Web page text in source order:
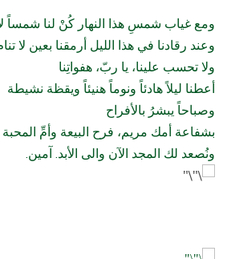
ومع غياب شمسِ هذا النهار كُنْ لنا شمساً
وعند رقادنا في هذا الليل أرمقنا بعين لا
ولا تحسب علينا، يا ربّ، هفواتِنا
أعطنا ليلاً هادئاً ونوماً هنيئاً ويقظة نشيطة
وصباحاً يبشرُ بالأفراح
بشفاعة أمك مريم، فرح البيعة وأمِّ المحبة
ونُصعد لك المجد الآن والى الأبد. آمين.